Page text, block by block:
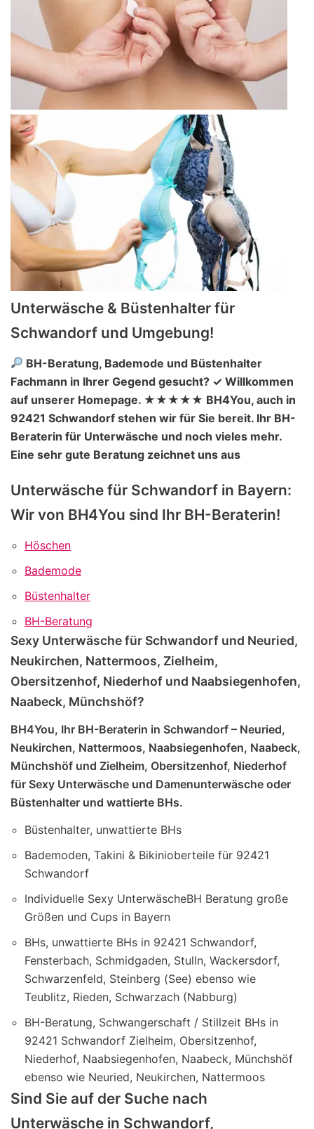
Unterwäsche & Büstenhalter für
Schwandorf und Umgebung!
BH-Beratung, Bademode und Büstenhalter
Fachmann in Ihrer Gegend gesucht? ✓ Willkommen
auf unserer Homepage. ★★★★★ BH4You, auch in
92421 Schwandorf stehen wir für Sie bereit. Ihr BH-
Beraterin für Unterwäsche und noch vieles mehr.
Eine sehr gute Beratung zeichnet uns aus
Unterwäsche für Schwandorf in Bayern:
Wir von BH4You sind Ihr BH-Beraterin!
Höschen
Bademode
Büstenhalter
BH-Beratung
Sexy Unterwäsche für Schwandorf und Neuried,
Neukirchen, Nattermoos, Zielheim,
Obersitzenhof, Niederhof und Naabsiegenhofen,
Naabeck, Münchshöf?
BH4You, Ihr BH-Beraterin in Schwandorf – Neuried,
Neukirchen, Nattermoos, Naabsiegenhofen, Naabeck,
Münchshöf und Zielheim, Obersitzenhof, Niederhof
für Sexy Unterwäsche und Damenunterwäsche oder
Büstenhalter und wattierte BHs.
Büstenhalter, unwattierte BHs
Bademoden, Takini & Bikinioberteile für 92421
Schwandorf
Individuelle Sexy UnterwäscheBH Beratung große
Größen und Cups in Bayern
BHs, unwattierte BHs in 92421 Schwandorf,
Fensterbach, Schmidgaden, Stulln, Wackersdorf,
Schwarzenfeld, Steinberg (See) ebenso wie
Teublitz, Rieden, Schwarzach (Nabburg)
BH-Beratung, Schwangerschaft / Stillzeit BHs in
92421 Schwandorf Zielheim, Obersitzenhof,
Niederhof, Naabsiegenhofen, Naabeck, Münchshöf
ebenso wie Neuried, Neukirchen, Nattermoos
Sind Sie auf der Suche nach
Unterwäsche in Schwandorf,